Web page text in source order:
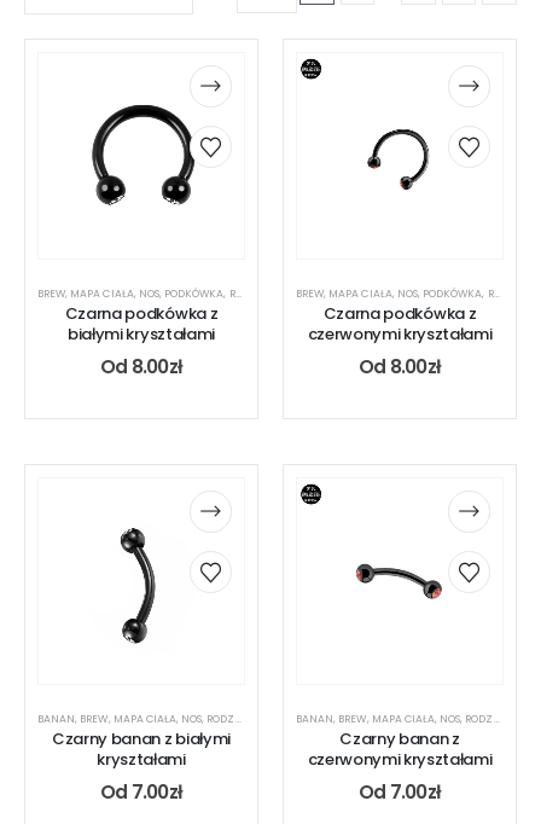
BREW, MAPA CIAŁA, NOS, PODKÓWKA, RODZAJ KOLCZYKA ,UCHO,USTA
Czarna podkówka z
białymi kryształami
Od 8.00zł
BREW, MAPA CIAŁA, NOS, PODKÓWKA, RODZAJ KOLCZYKA
Czarna podkówka z
czerwonymi kryształami
Od 8.00zł
BANAN, BREW, MAPA CIAŁA, NOS, RODZAJ KOLCZYKA ,UCHO
Czarny banan z białymi
kryształami
Od 7.00zł
BANAN, BREW, MAPA CIAŁA, NOS, RODZAJ KOLCZYKA
Czarny banan z
czerwonymi kryształami
Od 7.00zł